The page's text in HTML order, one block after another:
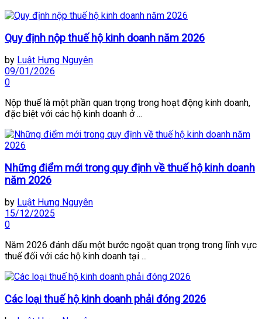
Quy định nộp thuế hộ kinh doanh năm 2026
by Luật Hưng Nguyên
09/01/2026
0
Nộp thuế là một phần quan trọng trong hoạt động kinh doanh,
đặc biệt với các hộ kinh doanh ở ...
Những điểm mới trong quy định về thuế hộ kinh doanh
năm 2026
by Luật Hưng Nguyên
15/12/2025
0
Năm 2026 đánh dấu một bước ngoặt quan trọng trong lĩnh vực
thuế đối với các hộ kinh doanh tại ...
Các loại thuế hộ kinh doanh phải đóng 2026